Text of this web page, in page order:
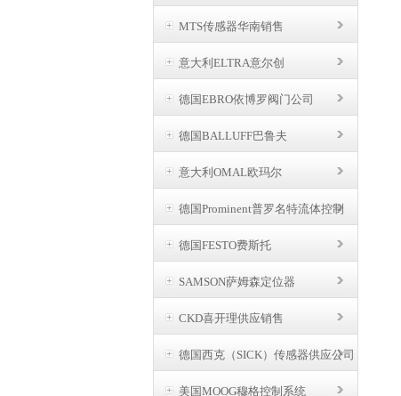
MTS传感器华南销售
意大利ELTRA意尔创
德国EBRO依博罗阀门公司
德国BALLUFF巴鲁夫
意大利OMAL欧玛尔
德国Prominent普罗名特流体控制
德国FESTO费斯托
SAMSON萨姆森定位器
CKD喜开理供应销售
德国西克（SICK）传感器供应公司
美国MOOG穆格控制系统